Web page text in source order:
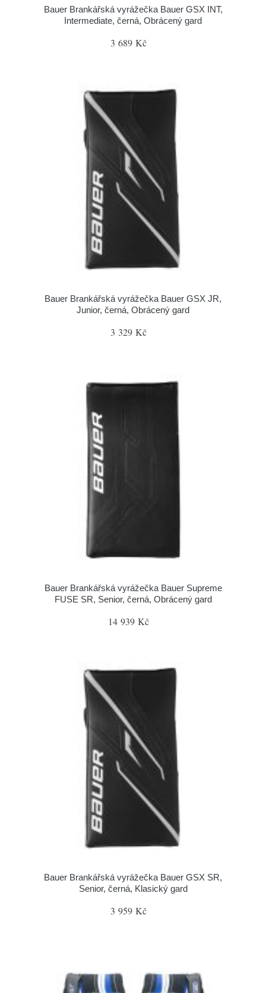
Bauer Brankářská vyrážečka Bauer GSX INT,
Intermediate, černá, Obrácený gard
3 689 Kč
Bauer Brankářská vyrážečka Bauer GSX JR,
Junior, černá, Obrácený gard
3 329 Kč
Bauer Brankářská vyrážečka Bauer Supreme
FUSE SR, Senior, černá, Obrácený gard
14 939 Kč
Bauer Brankářská vyrážečka Bauer GSX SR,
Senior, černá, Klasický gard
3 959 Kč